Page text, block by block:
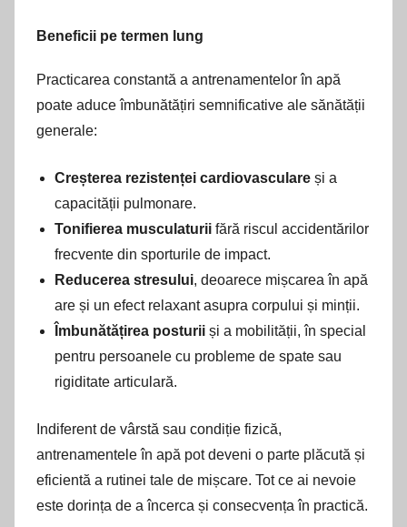
Beneficii pe termen lung
Practicarea constantă a antrenamentelor în apă
poate aduce îmbunătățiri semnificative ale sănătății
generale:
Creșterea rezistenței cardiovasculare și a
capacității pulmonare.
Tonifierea musculaturii fără riscul accidentărilor
frecvente din sporturile de impact.
Reducerea stresului, deoarece mișcarea în apă
are și un efect relaxant asupra corpului și minții.
Îmbunătățirea posturii și a mobilității, în special
pentru persoanele cu probleme de spate sau
rigiditate articulară.
Indiferent de vârstă sau condiție fizică,
antrenamentele în apă pot deveni o parte plăcută și
eficientă a rutinei tale de mișcare. Tot ce ai nevoie
este dorința de a încerca și consecvența în practică.